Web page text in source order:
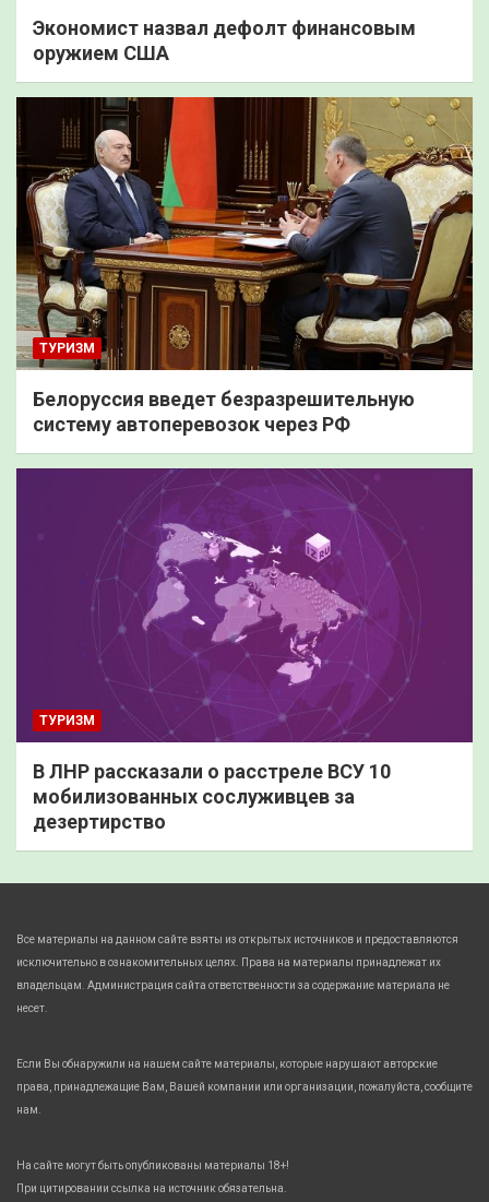
Экономист назвал дефолт финансовым
оружием США
ТУРИЗМ
Белоруссия введет безразрешительную
систему автоперевозок через РФ
ТУРИЗМ
В ЛНР рассказали о расстреле ВСУ 10
мобилизованных сослуживцев за
дезертирство
Все материалы на данном сайте взяты из открытых источников и предоставляются
исключительно в ознакомительных целях. Права на материалы принадлежат их
владельцам. Администрация сайта ответственности за содержание материала не
несет.
Если Вы обнаружили на нашем сайте материалы, которые нарушают авторские
права, принадлежащие Вам, Вашей компании или организации, пожалуйста, сообщите
нам.
На сайте могут быть опубликованы материалы 18+!
При цитировании ссылка на источник обязательна.